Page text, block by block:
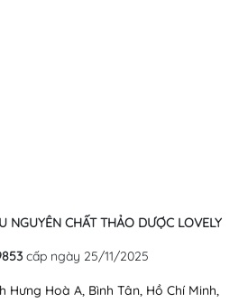
NGUYÊN CHẤT THẢO DƯỢC LOVELY
cấp ngày 25/11/2025
Hoà A, Bình Tân, Hồ Chí Minh,